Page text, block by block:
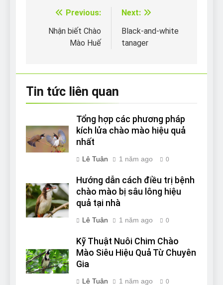
Điều
hướng
Previous:
Nhận biết Chào
Mào Huế
Next:
Black-and-white
tanager
Tin tức liên quan
Tổng hợp các phương pháp
kích lửa chào mào hiệu quả
nhất
Lê Tuân 1 năm ago 0
Hướng dẫn cách điều trị bệnh
chào mào bị sâu lông hiệu
quả tại nhà
Lê Tuân 1 năm ago 0
Kỹ Thuật Nuôi Chim Chào
Mào Siêu Hiệu Quả Từ Chuyên
Gia
Lê Tuân 1 năm ago 0